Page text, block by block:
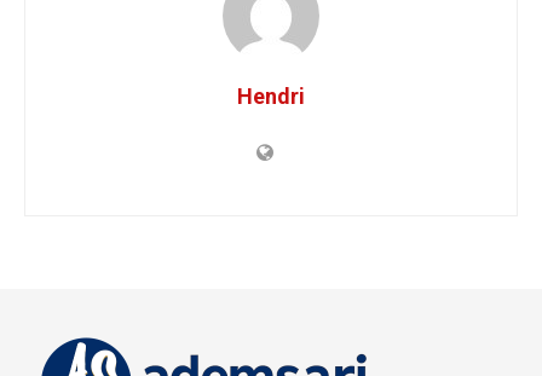
Hendri